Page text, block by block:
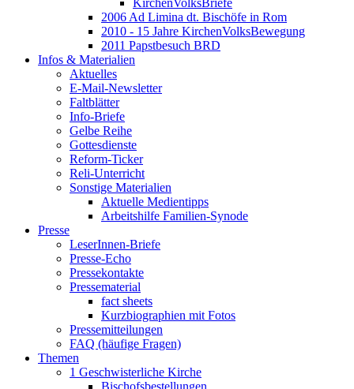
KirchenVolksBriefe
2006 Ad Limina dt. Bischöfe in Rom
2010 - 15 Jahre KirchenVolksBewegung
2011 Papstbesuch BRD
Infos & Materialien
Aktuelles
E-Mail-Newsletter
Faltblätter
Info-Briefe
Gelbe Reihe
Gottesdienste
Reform-Ticker
Reli-Unterricht
Sonstige Materialien
Aktuelle Medientipps
Arbeitshilfe Familien-Synode
Presse
LeserInnen-Briefe
Presse-Echo
Pressekontakte
Pressematerial
fact sheets
Kurzbiographien mit Fotos
Pressemitteilungen
FAQ (häufige Fragen)
Themen
1 Geschwisterliche Kirche
Bischofsbestellungen